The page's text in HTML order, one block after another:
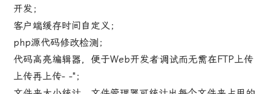
开发；
客户端缓存时间自定义；
php源代码修改检测；
代码高亮编辑器，便于Web开发者调试而无需在FTP上传
上传再上传- -"；